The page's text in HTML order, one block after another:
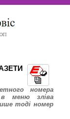
номера
в меню зліва
тоді номер